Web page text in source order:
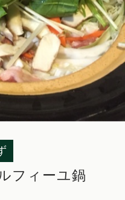
フィーユ鍋